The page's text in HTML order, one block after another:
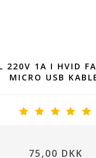
220V 1A I HVID
MICRO USB
75,00 DKK